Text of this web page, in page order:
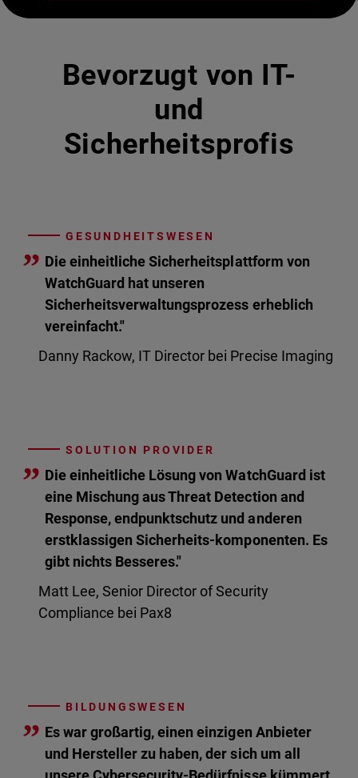
Bevorzugt von IT-
und
Sicherheitsprofis
GESUNDHEITSWESEN
” Die einheitliche Sicherheitsplattform von
WatchGuard hat unseren
Sicherheitsverwaltungsprozess erheblich
vereinfacht."
Danny Rackow, IT Director bei Precise Imaging
SOLUTION PROVIDER
” Die einheitliche Lösung von WatchGuard ist
eine Mischung aus Threat Detection and
Response, endpunktschutz und anderen
erstklassigen Sicherheits-komponenten. Es
gibt nichts Besseres."
Matt Lee, Senior Director of Security
Compliance bei Pax8
BILDUNGSWESEN
” Es war großartig, einen einzigen Anbieter
und Hersteller zu haben, der sich um all